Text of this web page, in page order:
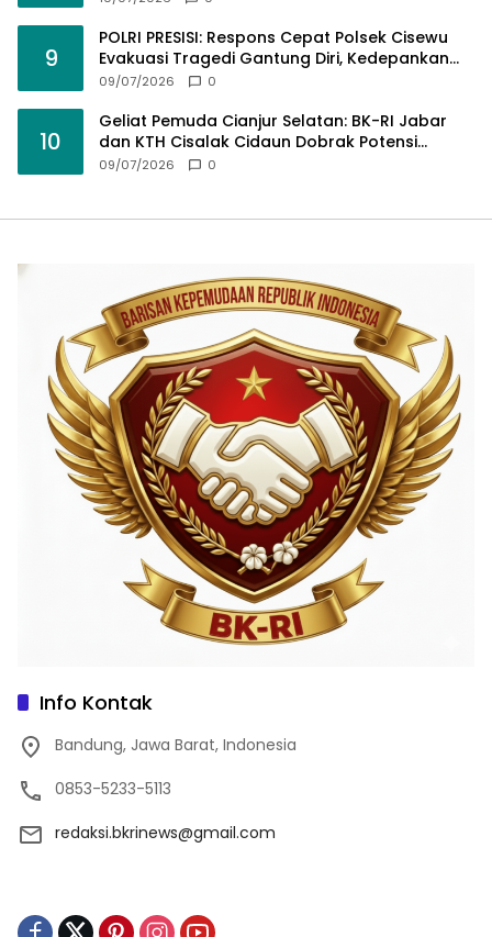
9
POLRI PRESISI: Respons Cepat Polsek Cisewu
Evakuasi Tragedi Gantung Diri, Kedepankan
Pendekatan Spiritual dan Hukum Demi Jaga
09/07/2026 0
10
Geliat Pemuda Cianjur Selatan: BK-RI Jabar
dan KTH Cisalak Cidaun Dobrak Potensi
Wisata Berbasis Regulasi
09/07/2026 0
Info Kontak
Bandung, Jawa Barat, Indonesia
0853-5233-5113
redaksi.bkrinews@gmail.com